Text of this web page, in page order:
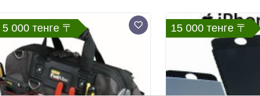
5 000 тенге 〒 15 000 тенге 〒